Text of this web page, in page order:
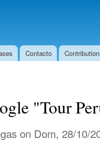
Contacto
"Tour
on Dom, 28/10/